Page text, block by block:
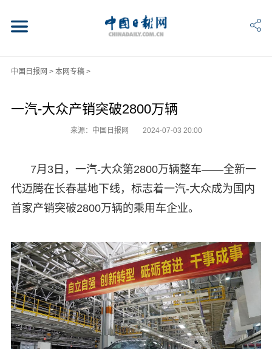
中国日报网 > 本网专稿>
一汽-大众产销突破2800万辆
来源：中国日报网 2024-07-03 20:00
7月3日，一汽-大众第2800万辆整车——全新一
代迈腾在长春基地下线，标志着一汽-大众成为国内
首家产销突破2800万辆的乘用车企业。